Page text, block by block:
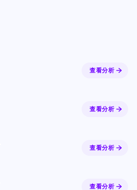
查看分析
查看分析
查看分析
查看分析